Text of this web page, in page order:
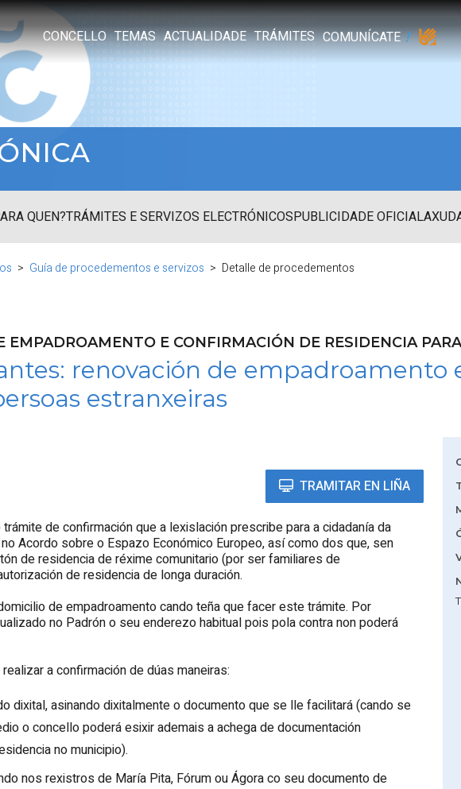
CONCELLO TEMAS ACTUALIDADE TRÁMITES COMUNÍCATE
QUEN?TRÁMITES E SERVIZOS ELECTRÓNICOSPUBLICIDADE OFICIAL
Guía de procedementos e servizos Detalle de procedementos
EMPADROAMENTO E CONFIRMACIÓN DE RESIDENCIA
renovación de empadroamento
estranxeiras
TRAMITAR EN LIÑA
de confirmación que a lexislación prescribe para a cidadanía da
Acordo sobre o Espazo Económico Europeo, así como dos que, sen
de residencia de réxime comunitario (por ser familiares de
de residencia de longa duración.
de empadroamento cando teña que facer este trámite. Por
no Padrón o seu enderezo habitual pois pola contra non poderá
a confirmación de dúas maneiras:
dixital, asinando dixitalmente o documento que se lle facilitará (cando se
o concello poderá esixir ademais a achega de documentación
no municipio).
nos rexistros de María Pita, Fórum ou Ágora co seu documento de